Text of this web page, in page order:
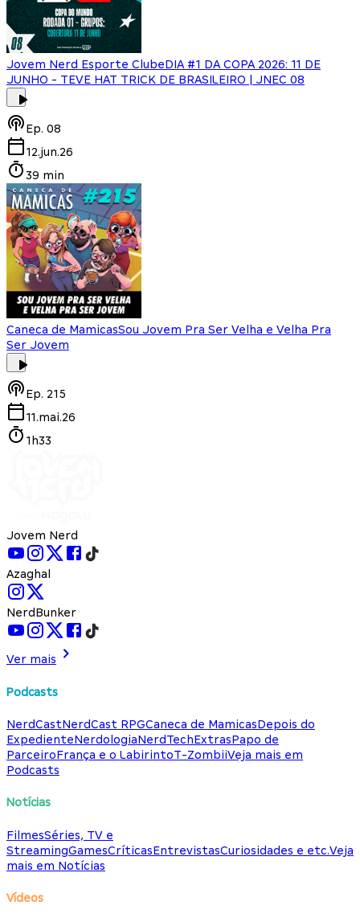
Jovem Nerd Esporte ClubeDIA #1 DA COPA 2026: 11 DE
JUNHO - TEVE HAT TRICK DE BRASILEIRO | JNEC 08
Ep. 08
12.jun.26
39 min
Caneca de MamicasSou Jovem Pra Ser Velha e Velha Pra
Ser Jovem
Ep. 215
11.mai.26
1h33
Jovem Nerd
Azaghal
NerdBunker
Ver mais
Podcasts
NerdCastNerdCast RPGCaneca de MamicasDepois do
ExpedienteNerdologiaNerdTechExtrasPapo de
ParceiroFrança e o LabirintoT-ZombiiVeja mais em
Podcasts
Notícias
FilmesSéries, TV e
StreamingGamesCríticasEntrevistasCuriosidades e etc.Veja
mais em Notícias
Vídeos